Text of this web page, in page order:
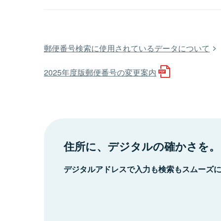
郵便番号検索に使用されているデータについて
2025年度版郵便番号の変更案内
住所に、デジタルの確かさを。
デジタルアドレスで入力も検索もスムーズ